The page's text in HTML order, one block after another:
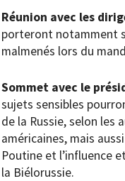
Réunion avec les
porteront notamment
malmenés lors du
Sommet avec le
sujets sensibles
de la Russie, selon les
américaines, mais
Poutine et l’influence
la Biélorussie.